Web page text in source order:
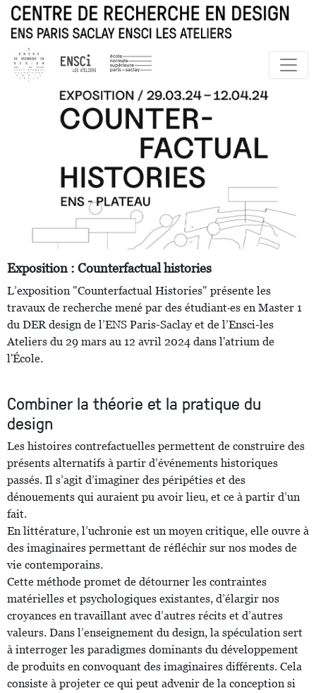
Exposition : Counterfactual histories
L’exposition "Counterfactual Histories" présente les
travaux de recherche mené par des étudiant·es en Master 1
du DER design de l’ENS Paris-Saclay et de l’Ensci-les
Ateliers du 29 mars au 12 avril 2024 dans l'atrium de
l'École.
Combiner la théorie et la pratique du
design
Les histoires contrefactuelles permettent de construire des
présents alternatifs à partir d’événements historiques
passés. Il s’agit d’imaginer des péripéties et des
dénouements qui auraient pu avoir lieu, et ce à partir d’un
fait.
En littérature, l’uchronie est un moyen critique, elle ouvre à
des imaginaires permettant de réfléchir sur nos modes de
vie contemporains.
Cette méthode promet de détourner les contraintes
matérielles et psychologiques existantes, d’élargir nos
croyances en travaillant avec d’autres récits et d’autres
valeurs. Dans l’enseignement du design, la spéculation sert
à interroger les paradigmes dominants du développement
de produits en convoquant des imaginaires différents. Cela
consiste à projeter ce qui peut advenir de la conception si